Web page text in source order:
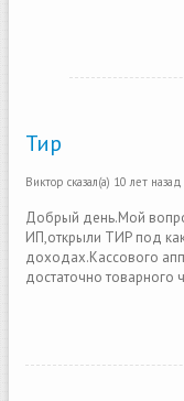
Тир
Виктор сказал(а) 10 лет назад
Добрый день.Мой
ИП,открыли ТИР под
доходах.Кассового
достаточно товарного